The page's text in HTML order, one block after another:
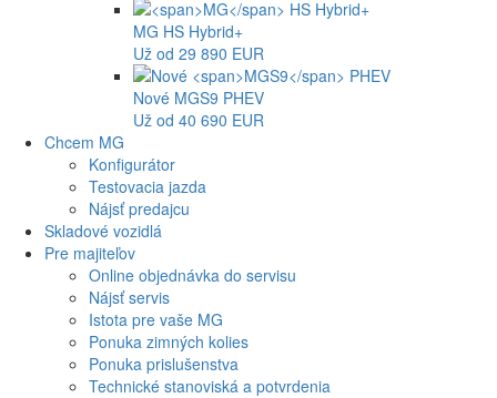
MG HS Hybrid+
Už od 29 890 EUR
Nové MGS9 PHEV
Už od 40 690 EUR
Chcem MG
Konfigurátor
Testovacia jazda
Nájsť predajcu
Skladové vozidlá
Pre majiteľov
Online objednávka do servisu
Nájsť servis
Istota pre vaše MG
Ponuka zimných kolies
Ponuka prislušenstva
Technické stanoviská a potvrdenia